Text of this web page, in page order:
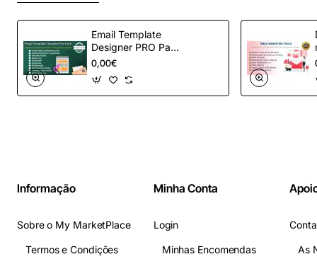
Email Template
Designer PRO Pack
– Automação de e-
mail definitiva para
OpenCart
0,00€
Informação
Sobre o My MarketPlace
Termos e Condições
Minha Conta
Login
Minhas Encomendas As